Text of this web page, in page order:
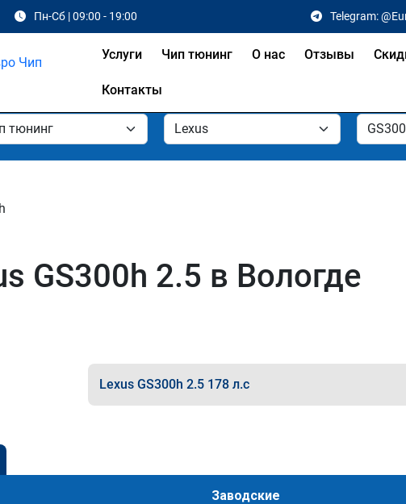
Пн-Сб | 09:00 - 19:00 Telegram:
Услуги Чип тюнинг О нас Отзывы
Контакты
GS300h 2.5 в Вологде
Lexus GS300h 2.5 178 л.с
Заводские